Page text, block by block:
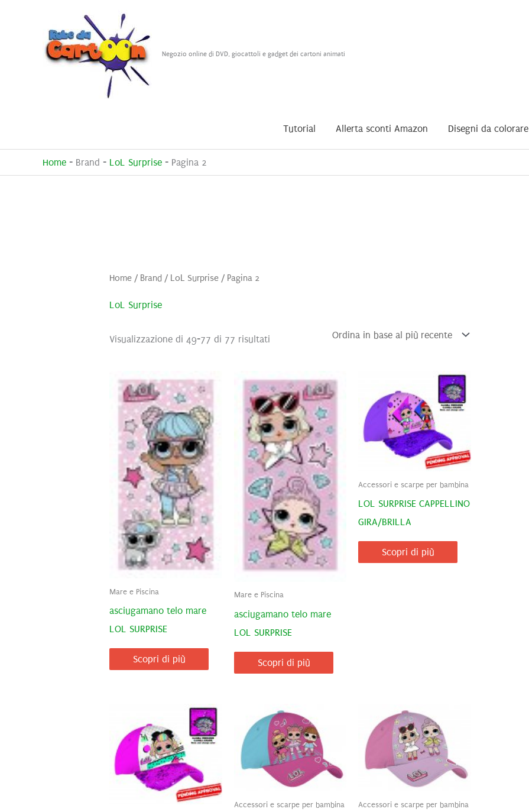
Negozio online di DVD, giocattoli e gadget dei cartoni animati
Tutorial Allerta sconti Amazon Disegni da colorare
Home - Brand - LoL Surprise - Pagina 2
Home / Brand / LoL Surprise / Pagina 2
LoL Surprise
Visualizzazione di 49-77 di 77 risultati
più
recente
Mare e Piscina
asciugamano telo mare
LOL SURPRISE
Scopri di più
Mare e Piscina
asciugamano telo mare
LOL SURPRISE
Scopri di più
Accessori e scarpe per bambina
LOL SURPRISE CAPPELLINO
GIRA/BRILLA
Scopri di più
Accessori e scarpe per bambina Accessori e scarpe per bambina